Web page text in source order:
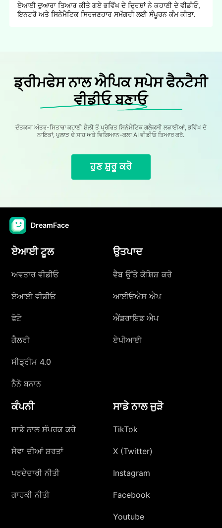
ਏਆਈ ਦੁਆਰਾ ਤਿਆਰ ਕੀਤੇ ਗਏ ਭਵਿੱਖ ਦੇ ਦ੍ਰਿਸ਼ਾਂ ਨੇ ਕਹਾਣੀ ਦੇ ਵੀਡੀਓ,
ਇਨਟਰੋ ਅਤੇ ਸਿਨੇਮੈਟਿਕ ਸਿਰਜਣਹਾਰ ਸਮੱਗਰੀ ਲਈ ਸੰਪੂਰਨ ਕੰਮ ਕੀਤਾ.
ਡ੍ਰੀਮਫੇਸ ਨਾਲ ਐਪਿਕ ਸਪੇਸ ਫੈਨਟੈਸੀ
ਵੀਡੀਓ ਬਣਾਓ
ਦੰਤਕਥਾ ਅੰਤਰ-ਸਿਤਾਰਾ ਕਹਾਣੀ ਸ਼ੈਲੀ ਤੋਂ ਪ੍ਰੇਰਿਤ ਸਿਨੇਮੈਟਿਕ ਗਲੈਕਸੀ ਲੜਾਈਆਂ, ਭਵਿੱਖ ਦੇ
ਨਾਇਕਾਂ, ਪੁਲਾੜ ਦੇ ਸਾਹ ਅਤੇ ਵਿਗਿਆਨ-ਕਲਾ AI ਵੀਡੀਓ ਤਿਆਰ ਕਰੋ.
ਹੁਣ ਸ਼ੁਰੂ ਕਰੋ
DreamFace
ਏਆਈ ਟੂਲ
ਅਵਤਾਰ ਵੀਡੀਓ
ਏਆਈ ਵੀਡੀਓ
ਫੋਟੋ
ਗੈਲਰੀ
ਸੀਡ੍ਰੀਮ 4.0
ਨੈਨੋ ਬਨਾਨ
ਉਤਪਾਦ
ਵੈਬ ਉੱਤੇ ਕੋਸ਼ਿਸ਼ ਕਰੋ
ਆਈਓਐਸ ਐਪ
ਐਂਡਰਾਇਡ ਐਪ
ਏਪੀਆਈ
ਕੰਪਨੀ
ਸਾਡੇ ਨਾਲ ਸੰਪਰਕ ਕਰੋ
ਸੇਵਾ ਦੀਆਂ ਸ਼ਰਤਾਂ
ਪਰਦੇਦਾਰੀ ਨੀਤੀ
ਗਾਹਕੀ ਨੀਤੀ
ਸਾਡੇ ਨਾਲ ਜੁੜੋ
TikTok
X (Twitter)
Instagram
Facebook
Youtube